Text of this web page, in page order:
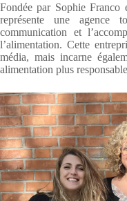
Fondée par Sophie
représente une agence
communication et
l’alimentation. Cette
média, mais incarne
alimentation plus